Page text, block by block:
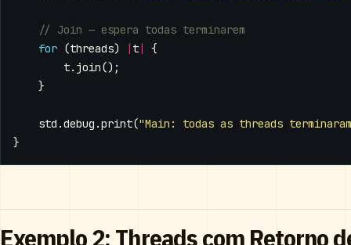
for (threads) | t|
{
t. join();
}
std .debug .print("Main: todas as threads terminaram
}
Exemplo 2: Threads com Retorno